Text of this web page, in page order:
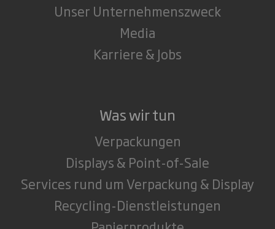
Unser Unternehmenszweck
Media
Karriere & Jobs
Was wir tun
Verpackungen
Displays & Point-of-Sale
Services rund um Verpackung & Display
Recycling-Dienstleistungen